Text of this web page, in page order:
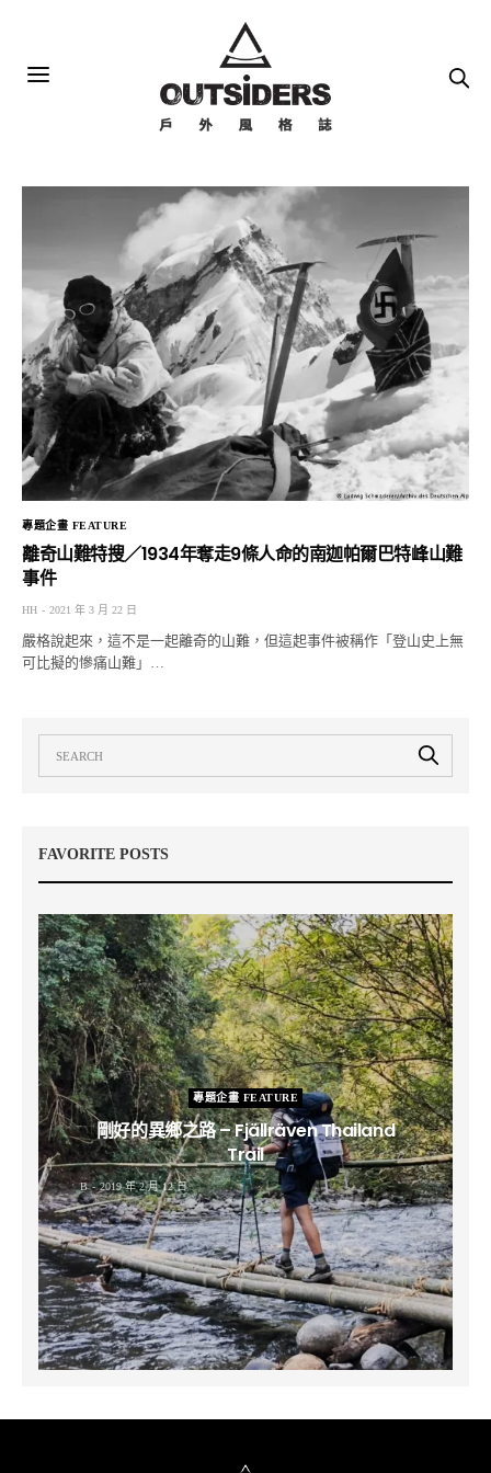
專題企畫 FEATURE
離奇山難特搜／1934年奪走9條人命的南迦帕爾巴特峰山難
事件
HH 2021 年 3 月 22 日
嚴格說起來，這不是一起離奇的山難，但這起事件被稱作「登山史上無
可比擬的慘痛山難」…
FAVORITE POSTS
專題企畫 FEATURE
剛好的異鄉之路 – Fjällräven Thailand
Trail
B 2019 年 2 月 12 日